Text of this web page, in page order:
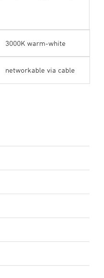
3000K warm-white
networkable via cable